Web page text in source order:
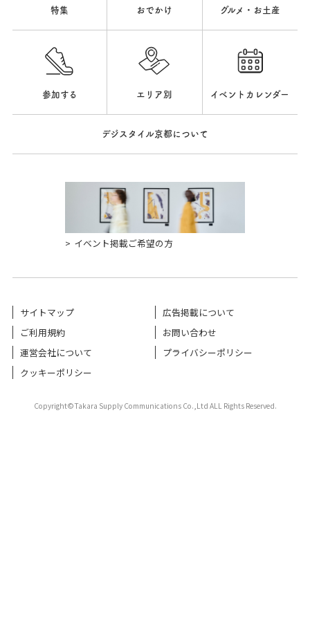
特集 おでかけ グルメ・お土産
参加する エリア別 イベントカレンダー
デジスタイル京都について
イベント掲載ご希望の方
サイトマップ
広告掲載について
ご利用規約
お問い合わせ
運営会社について
プライバシーポリシー
クッキーポリシー
Copyright©Takara Supply Communications Co.,Ltd ALL Rights Reserved.